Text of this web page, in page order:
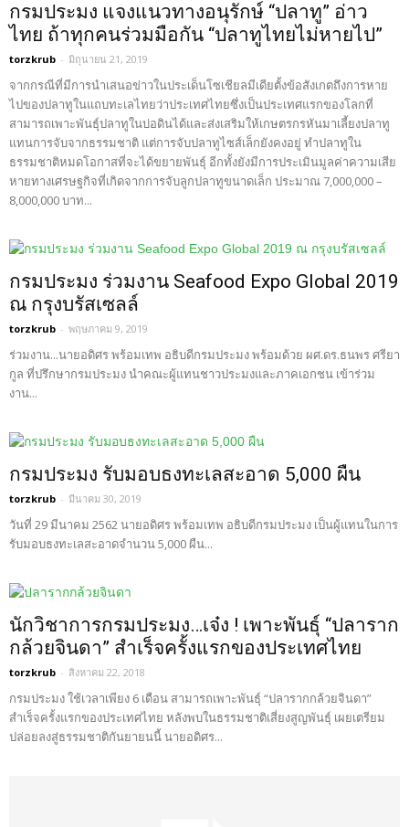
กรมประมง แจงแนวทางอนุรักษ์ “ปลาทู” อ่าว
ไทย ถ้าทุกคนร่วมมือกัน “ปลาทูไทยไม่หายไป”
torzkrub - มิถุนายน 21, 2019
จากกรณีที่มีการนำเสนอข่าวในประเด็นโซเชียลมีเดียตั้งข้อสังเกตถึงการหาย
ไปของปลาทูในแถบทะเลไทยว่าประเทศไทยซึ่งเป็นประเทศแรกของโลกที่
สามารถเพาะพันธุ์ปลาทูในบ่อดินได้และส่งเสริมให้เกษตรกรหันมาเลี้ยงปลาทู
แทนการจับจากธรรมชาติ แต่การจับปลาทูไซส์เล็กยังคงอยู่ ทำปลาทูใน
ธรรมชาติหมดโอกาสที่จะได้ขยายพันธุ์ อีกทั้งยังมีการประเมินมูลค่าความเสีย
หายทางเศรษฐกิจที่เกิดจากการจับลูกปลาทูขนาดเล็ก ประมาณ 7,000,000 –
8,000,000 บาท...
กรมประมง ร่วมงาน Seafood Expo Global 2019
ณ กรุงบรัสเซลล์
torzkrub - พฤษภาคม 9, 2019
ร่วมงาน...นายอดิศร พร้อมเทพ อธิบดีกรมประมง พร้อมด้วย ผศ.ดร.ธนพร ศรียา
กูล ที่ปรึกษากรมประมง นำคณะผู้แทนชาวประมงและภาคเอกชน เข้าร่วม
งาน...
กรมประมง รับมอบธงทะเลสะอาด 5,000 ผืน
torzkrub - มีนาคม 30, 2019
วันที่ 29 มีนาคม 2562 นายอดิศร พร้อมเทพ อธิบดีกรมประมง เป็นผู้แทนในการ
รับมอบธงทะเลสะอาดจำนวน 5,000 ผืน...
นักวิชาการกรมประมง…เจ๋ง ! เพาะพันธุ์ “ปลาราก
กล้วยจินดา” สำเร็จครั้งแรกของประเทศไทย
torzkrub - สิงหาคม 22, 2018
กรมประมง ใช้เวลาเพียง 6 เดือน สามารถเพาะพันธุ์ “ปลารากกล้วยจินดา”
สำเร็จครั้งแรกของประเทศไทย หลังพบในธรรมชาติเสี่ยงสูญพันธุ์ เผยเตรียม
ปล่อยลงสู่ธรรมชาติกันยายนนี้ นายอดิศร...